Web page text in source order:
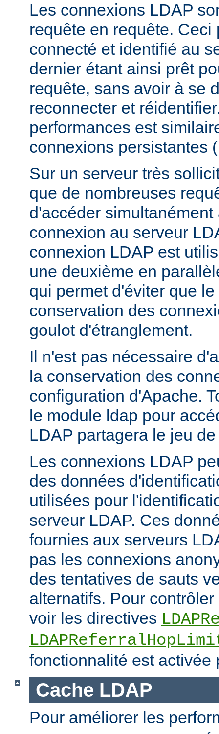
Les connexions LDAP
requête en requête. Ceci
connecté et identifié au
dernier étant ainsi prêt
requête, sans avoir à se
reconnecter et
performances est
connexions persistantes
Sur un serveur très
que de nombreuses
d'accéder simultanément
connexion au serveur
connexion LDAP est
une deuxième en
qui permet d'éviter que
conservation des
goulot d'étranglement.
Il n'est pas nécessaire
la conservation des
configuration d'Apache.
le module ldap pour
LDAP partagera le jeu
Les connexions LDAP
des données
utilisées pour
serveur LDAP. Ces
fournies aux serveurs
pas les connexions
des tentatives de sauts
alternatifs. Pour
voir les directives
fonctionnalité est activée
Cache LDAP
Pour améliorer les